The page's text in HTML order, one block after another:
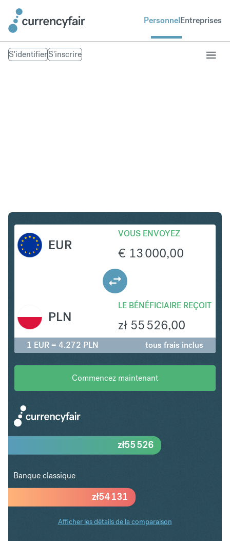
PersonnelEntreprises
S'identifierS'inscrire
EUR
VOUS ENVOYEZ
€ 13 000,00
LE BÉNÉFICIAIRE REÇOIT
zł 55 526,00
PLN
1 EUR = 4.272 PLN tous frais inclus
Commencez maintenant
zł54 131
zł55 526
Banque classique
Afficher les détails de la comparaison